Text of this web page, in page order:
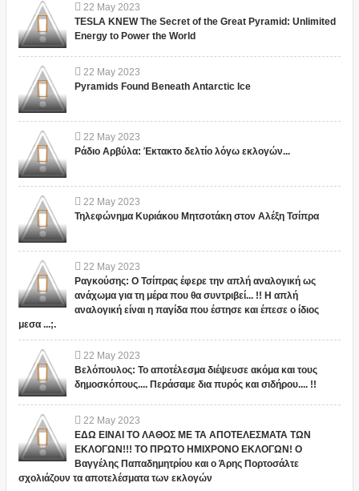
22 May 2023
TESLA KNEW The Secret of the Great Pyramid: Unlimited
Energy to Power the World
22 May 2023
Pyramids Found Beneath Antarctic Ice
22 May 2023
Ράδιο Αρβύλα: Έκτακτο δελτίο λόγω εκλογών...
22 May 2023
Τηλεφώνημα Κυριάκου Μητσοτάκη στον Αλέξη Τσίπρα
22 May 2023
Ραγκούσης: Ο Τσίπρας έφερε την απλή αναλογική ως
ανάχωμα για τη μέρα που θα συντριβεί... !! Η απλή
αναλογική είναι η παγίδα που έστησε και έπεσε ο ίδιος
μεσα ...;.
22 May 2023
Βελόπουλος: Το αποτέλεσμα διέψευσε ακόμα και τους
δημοσκόπους.... Περάσαμε δια πυρός και σιδήρου.... !!
22 May 2023
ΕΔΩ ΕΙΝΑΙ ΤΟ ΛΑΘΟΣ ΜΕ ΤΑ ΑΠΟΤΕΛΕΣΜΑΤΑ ΤΩΝ
ΕΚΛΟΓΩΝ!!! ΤΟ ΠΡΩΤΟ ΗΜΙΧΡΟΝΟ ΕΚΛΟΓΩΝ! Ο
Βαγγέλης Παπαδημητρίου και ο Άρης Πορτοσάλτε
σχολιάζουν τα αποτελέσματα των εκλογών